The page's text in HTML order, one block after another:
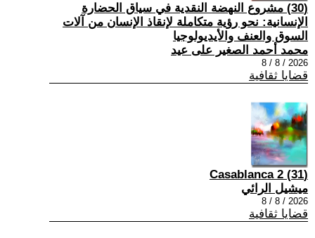
(30) مشروع النهضة النقدية في سياق الحضارة
الإنسانية: نحو رؤية متكاملة لإنقاذ الإنسان من آلات
السوق والعنف والأيديولوجيا
محمد أحمد الصغير على عيد
2026 / 8 / 8
قضايا ثقافية
(31) Casablanca 2
ميشيل الرائي
2026 / 8 / 8
قضايا ثقافية